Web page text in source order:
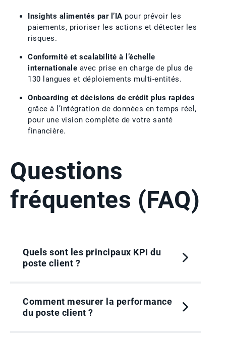
Insights alimentés par l’IA pour prévoir les
paiements, prioriser les actions et détecter les
risques.
Conformité et scalabilité à l’échelle
internationale avec prise en charge de plus de
130 langues et déploiements multi-entités.
Onboarding et décisions de crédit plus rapides
grâce à l’intégration de données en temps réel,
pour une vision complète de votre santé
financière.
Questions
fréquentes (FAQ)
Quels sont les principaux KPI du
poste client ?
Comment mesurer la performance
du poste client ?